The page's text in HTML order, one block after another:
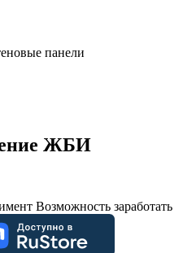
панели
ЖБИ
Возможность заработать